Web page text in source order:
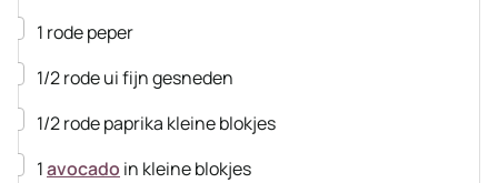
▢
1 rode peper
▢
1/2rode uifijn gesneden
▢
1/2rode paprika kleine blokjes
▢
1avocado in kleine blokjes